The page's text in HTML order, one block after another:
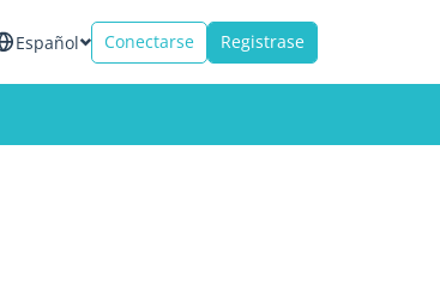
Español Conectarse Registrase